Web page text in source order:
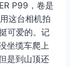
P99，卷是
这台相机拍
可爱的。记
坐缆车爬上
是到山顶还